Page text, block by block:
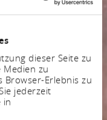
dieser Seite zu
zu
Erlebnis zu
jederzeit
in